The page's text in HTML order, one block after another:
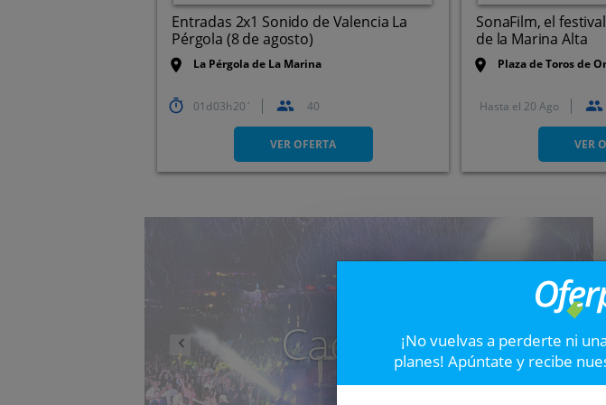
Entradas 2x1 Sonido de Valencia La
Pérgola (8 de agosto)
La Pérgola de La Marina
Carrer del Moll de la Duana,
01 03 20 40
VER OFERTA
SonaFilm, el
de la Marina Alta
Plaza de Toros de
Plaça de
3760.
Hasta el 20 Ago
VER
Caducada¡No vuelvas a perderte ni
planes! Apúntate y recibe